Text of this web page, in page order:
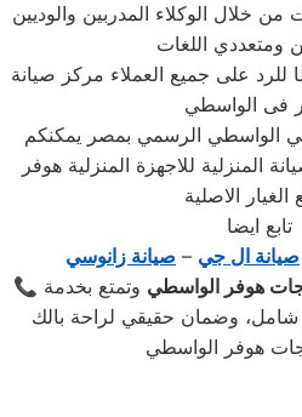
خلال الوكلاء المدربين والوديين
ومتعددي اللغات
للرد على جميع العملاء مركز صيانة
فى الواسطي
الواسطي الرسمي بمصر يمكنكم
المنزلية للاجهزة المنزلية هوفر
الاصلية
تابع ايضا
صيانة ال جي – صيانة زانوسي
📞
هوفر الواسطي وتمتع بخدمة
هوفر الواسطي